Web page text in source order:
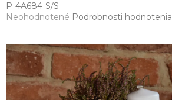
P-4A684-S/S
Priemerné
je
0,0
z
5
hviezdičiek.
Neohodnotené Podrobnosti hodnotenia